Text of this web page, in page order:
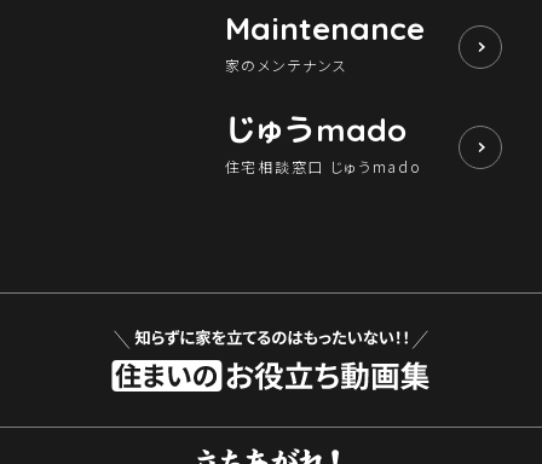
Maintenance
家のメンテナンス
じゅうmado
住宅相談窓口 じゅうmado